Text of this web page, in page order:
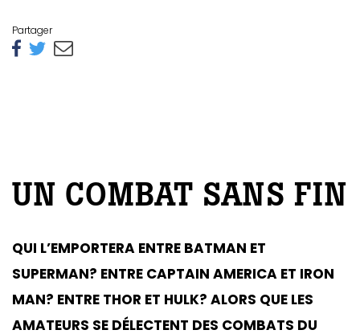
Partager
UN COMBAT SANS FIN
QUI L’EMPORTERA ENTRE BATMAN ET
SUPERMAN? ENTRE CAPTAIN AMERICA ET IRON
MAN? ENTRE THOR ET HULK? ALORS QUE LES
AMATEURS SE DÉLECTENT DES COMBATS DU